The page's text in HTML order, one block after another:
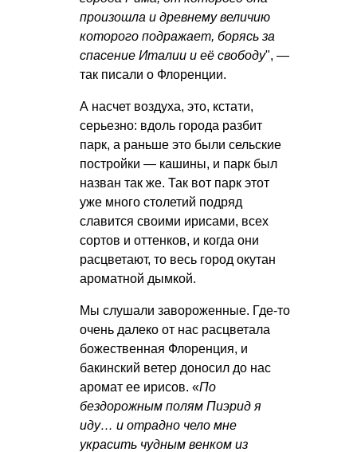
произошла и древнему величию
которого подражает, борясь за
спасение Италии и её свободу", —
так писали о Флоренции.
А насчет воздуха, это, кстати,
серьезно: вдоль города разбит
парк, а раньше это были сельские
постройки — кашины, и парк был
назван так же. Так вот парк этот
уже много столетий подряд
славится своими ирисами, всех
сортов и оттенков, и когда они
расцветают, то весь город окутан
ароматной дымкой.
Мы слушали завороженные. Где-то
очень далеко от нас расцветала
божественная Флоренция, и
бакинский ветер доносил до нас
аромат ее ирисов. «По
бездорожным полям Пиэрид я
иду… и отрадно чело мне
украсить чудным венком из